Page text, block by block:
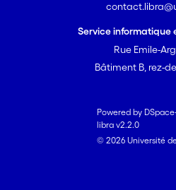
Service informatique
Rue Emile-
Bâtiment B, rez-
Powered by
libra v2.2.0
© 2026 Université